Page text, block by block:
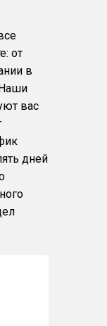
от
в
вас
дней